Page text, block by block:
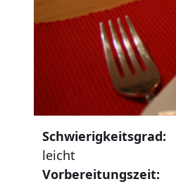
Schwierigkeitsgrad:
leicht
Vorbereitungszeit: